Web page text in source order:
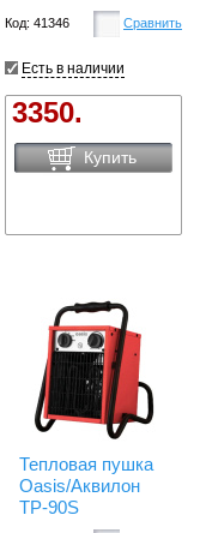
Код: 41346 Сравнить
Есть в наличии
3350.
Купить
Тепловая пушка
Oasis/Аквилон
TP-90S